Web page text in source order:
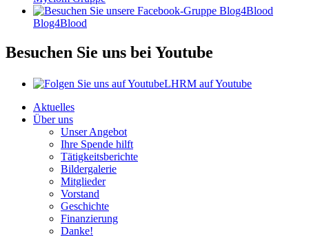
Blog4Blood
Besuchen Sie uns bei Youtube
LHRM auf Youtube
Aktuelles
Über uns
Unser Angebot
Ihre Spende hilft
Tätigkeitsberichte
Bildergalerie
Mitglieder
Vorstand
Geschichte
Finanzierung
Danke!